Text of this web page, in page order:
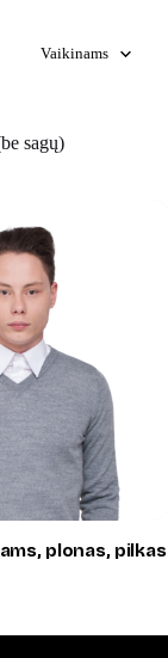
Vaikinams
sagų)
+
plonas, pilkas